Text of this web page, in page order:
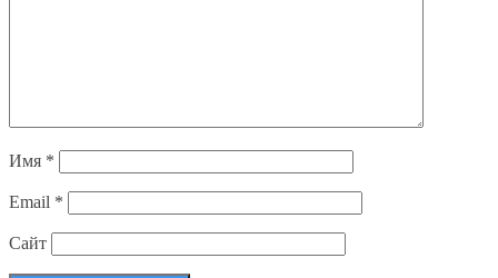
Имя *
Email *
Сайт